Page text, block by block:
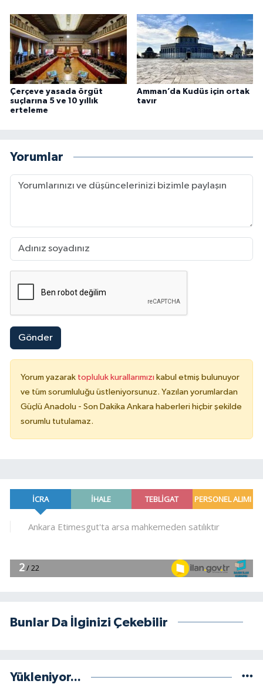
Çerçeve yasada örgüt
suçlarına 5 ve 10 yıllık
erteleme
Amman’da Kudüs için ortak
tavır
Yorumlar
Gönder
Yorum yazarak topluluk kurallarımızı kabul etmiş bulunuyor
ve tüm sorumluluğu üstleniyorsunuz. Yazılan yorumlardan
Güçlü Anadolu - Son Dakika Ankara haberleri hiçbir şekilde
sorumlu tutulamaz.
Bunlar Da İlginizi Çekebilir
Yükleniyor...